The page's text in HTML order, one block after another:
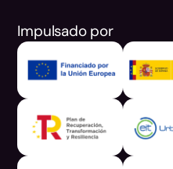
Impulsado por